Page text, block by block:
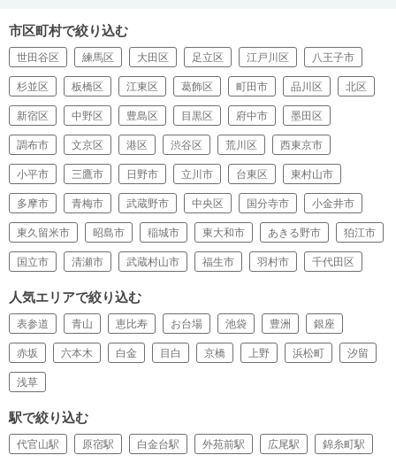
市区町村で絞り込む
世田谷区 練馬区 大田区 足立区 江戸川区 八王子市
杉並区 板橋区 江東区 葛飾区 町田市 品川区 北区
新宿区 中野区 豊島区 目黒区 府中市 墨田区
調布市 文京区 港区 渋谷区 荒川区 西東京市
小平市 三鷹市 日野市 立川市 台東区 東村山市
多摩市 青梅市 武蔵野市 中央区 国分寺市 小金井市
東久留米市 昭島市 稲城市 東大和市 あきる野市 狛江市
国立市 清瀬市 武蔵村山市 福生市 羽村市 千代田区
人気エリアで絞り込む
表参道 青山 恵比寿 お台場 池袋 豊洲 銀座
赤坂 六本木 白金 目白 京橋 上野 浜松町 汐留
浅草
駅で絞り込む
代官山駅 原宿駅 白金台駅 外苑前駅 広尾駅 錦糸町駅